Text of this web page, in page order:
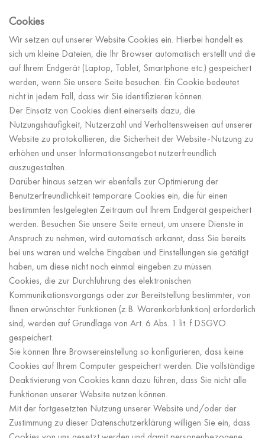
Cookies
Wir setzen auf unserer Website Cookies ein. Hierbei handelt es
sich um kleine Dateien, die Ihr Browser automatisch erstellt und die
auf Ihrem Endgerät (Laptop, Tablet, Smartphone etc.) gespeichert
werden, wenn Sie unsere Seite besuchen. Ein Cookie bedeutet
nicht in jedem Fall, dass wir Sie identifizieren können.
Der Einsatz von Cookies dient einerseits dazu, die
Nutzungshäufigkeit, Nutzerzahl und Verhaltensweisen auf unserer
Website zu protokollieren, die Sicherheit der Website-Nutzung zu
erhöhen und unser Informationsangebot nutzerfreundlich
auszugestalten.
Darüber hinaus setzen wir ebenfalls zur Optimierung der
Benutzerfreundlichkeit temporäre Cookies ein, die für einen
bestimmten festgelegten Zeitraum auf Ihrem Endgerät gespeichert
werden. Besuchen Sie unsere Seite erneut, um unsere Dienste in
Anspruch zu nehmen, wird automatisch erkannt, dass Sie bereits
bei uns waren und welche Eingaben und Einstellungen sie getätigt
haben, um diese nicht noch einmal eingeben zu müssen.
Cookies, die zur Durchführung des elektronischen
Kommunikationsvorgangs oder zur Bereitstellung bestimmter, von
Ihnen erwünschter Funktionen (z.B. Warenkorbfunktion) erforderlich
sind, werden auf Grundlage von Art. 6 Abs. 1 lit. f DSGVO
gespeichert.
Sie können Ihre Browsereinstellung so konfigurieren, dass keine
Cookies auf Ihrem Computer gespeichert werden. Die vollständige
Deaktivierung von Cookies kann dazu führen, dass Sie nicht alle
Funktionen unserer Website nutzen können.
Mit der fortgesetzten Nutzung unserer Website und/oder der
Zustimmung zu dieser Datenschutzerklärung willigen Sie ein, dass